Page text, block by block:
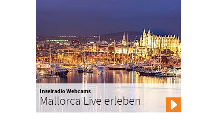
Inselradio Webcams
Mallorca Live erleben